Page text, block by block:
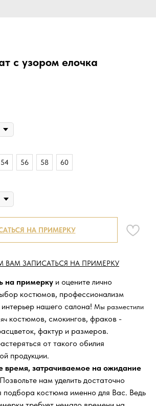
с узором елочка
54 56 58 60
НА ПРИМЕРКУ
ВАМ ЗАПИСАТЬСЯ НА ПРИМЕРКУ
на примерку и оцените лично
костюмов, профессионализм
интерьер нашего салона! Мы разместили
костюмов, смокингов, фраков -
фактур и размеров.
от такого обилия
продукции.
время, затрачиваемое на ожидание
нам уделить достаточно
подбора костюма именно для Вас. Ведь